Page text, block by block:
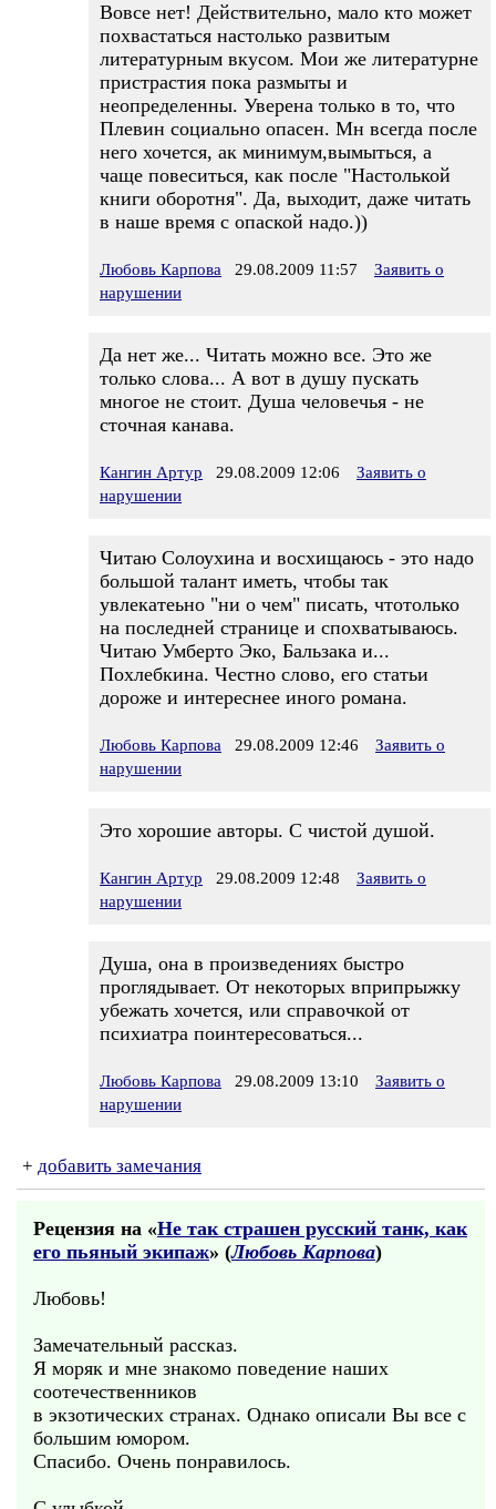
Вовсе нет! Действительно, мало кто может
похвастаться настолько развитым
литературным вкусом. Мои же литературне
пристрастия пока размыты и
неопределенны. Уверена только в то, что
Плевин социально опасен. Мн всегда после
него хочется, ак минимум,вымыться, а
чаще повеситься, как после "Настолькой
книги оборотня". Да, выходит, даже читать
в наше время с опаской надо.))
Любовь Карпова 29.08.2009 11:57
Заявить о
нарушении
Да нет же... Читать можно все. Это же
только слова... А вот в душу пускать
многое не стоит. Душа человечья - не
сточная канава.
Кангин Артур 29.08.2009 12:06
Заявить о
нарушении
Читаю Солоухина и восхищаюсь - это надо
большой талант иметь, чтобы так
увлекатеьно "ни о чем" писать, чтотолько
на последней странице и спохватываюсь.
Читаю Умберто Эко, Бальзака и...
Похлебкина. Честно слово, его статьи
дороже и интереснее иного романа.
Любовь Карпова 29.08.2009 12:46
Заявить о
нарушении
Это хорошие авторы. С чистой душой.
Кангин Артур 29.08.2009 12:48
Заявить о
нарушении
Душа, она в произведениях быстро
проглядывает. От некоторых вприпрыжку
убежать хочется, или справочкой от
психиатра поинтересоваться...
Любовь Карпова 29.08.2009 13:10
Заявить о
нарушении
+ добавить замечания
Рецензия на «Не так страшен русский танк, как
его пьяный экипаж» (Любовь Карпова)
Любовь!
Замечательный рассказ.
Я моряк и мне знакомо поведение наших
соотечественников
в экзотических странах. Однако описали Вы все с
большим юмором.
Спасибо. Очень понравилось.